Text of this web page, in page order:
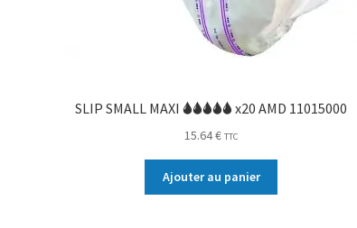
SLIP SMALL MAXI 🌢🌢🌢🌢🌢 x20 AMD 11015000
15.64€ TTC
Ajouter au panier